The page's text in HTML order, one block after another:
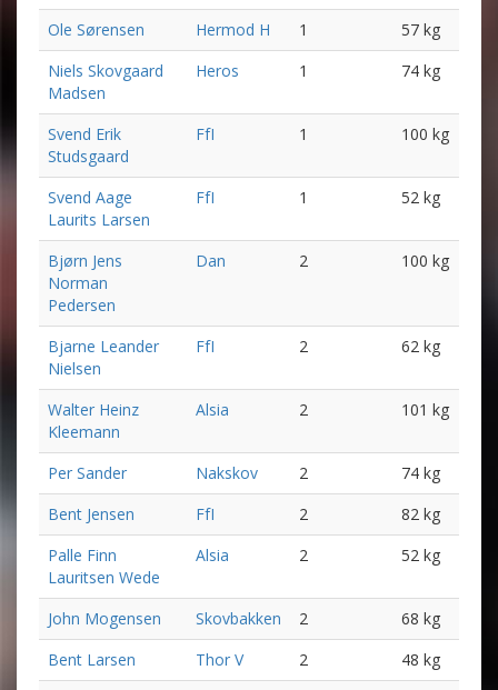
Ole Sørensen Hermod H 1
57 kg
Niels Skovgaard
Madsen
Heros 1 74 kg
Svend Erik
Studsgaard
FfI 1 100 kg
Svend Aage
Laurits Larsen
FfI 1 52 kg
Bjørn Jens
Norman
Pedersen
Dan 2 100 kg
Bjarne Leander
Nielsen
FfI 2 62 kg
Walter Heinz
Kleemann
Alsia 2 101 kg
Per Sander Nakskov 2
74 kg
Bent Jensen
FfI 2
82 kg
Palle Finn
Lauritsen Wede
Alsia 2 52 kg
John Mogensen Skovbakken 2
68 kg
Bent Larsen
Thor V 2
48 kg